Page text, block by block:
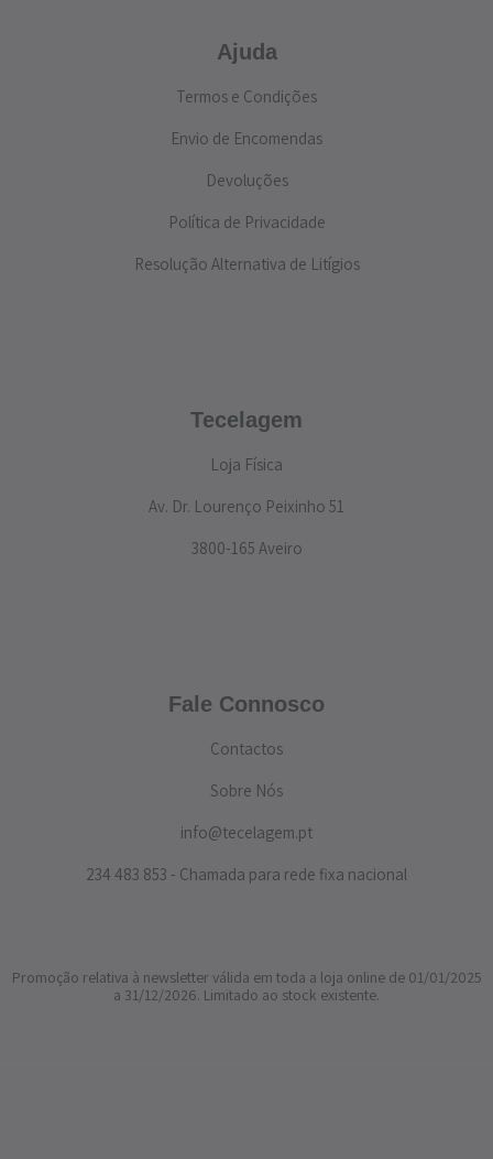
Ajuda
Termos e Condições
Envio de Encomendas
Devoluções
Política de Privacidade
Resolução Alternativa de Litígios
Tecelagem
Loja Física
Av. Dr. Lourenço Peixinho 51
3800-165 Aveiro
Fale Connosco
Contactos
Sobre Nós
info@tecelagem.pt
234 483 853 - Chamada para rede fixa nacional
Promoção relativa à newsletter válida em toda a loja online de 01/01/2025
a 31/12/2026. Limitado ao stock existente.